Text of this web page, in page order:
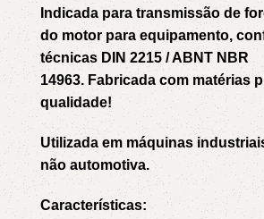
Indicada para transmissão de
do motor para equipamento,
técnicas DIN 2215 / ABNT NBR
14963. Fabricada com matérias
qualidade!
Utilizada em máquinas
não automotiva.
Características: